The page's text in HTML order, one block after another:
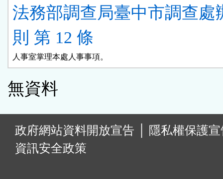
法務部調查局臺中市調查處
則 第 12 條
人事室掌理本處人事事項。
無資料
政府網站資料開放宣告
隱私權保護
資訊安全政策